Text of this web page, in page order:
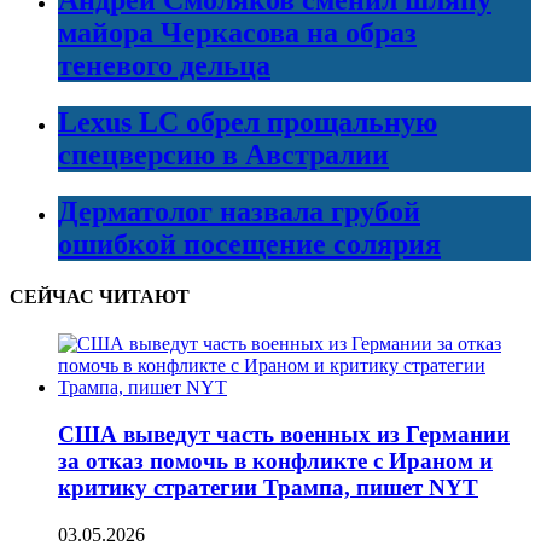
майора Черкасова на образ
теневого дельца
Lexus LC обрел прощальную
спецверсию в Австралии
Дерматолог назвала грубой
ошибкой посещение солярия
СЕЙЧАС ЧИТАЮТ
США выведут часть военных из Германии
за отказ помочь в конфликте с Ираном и
критику стратегии Трампа, пишет NYT
03.05.2026